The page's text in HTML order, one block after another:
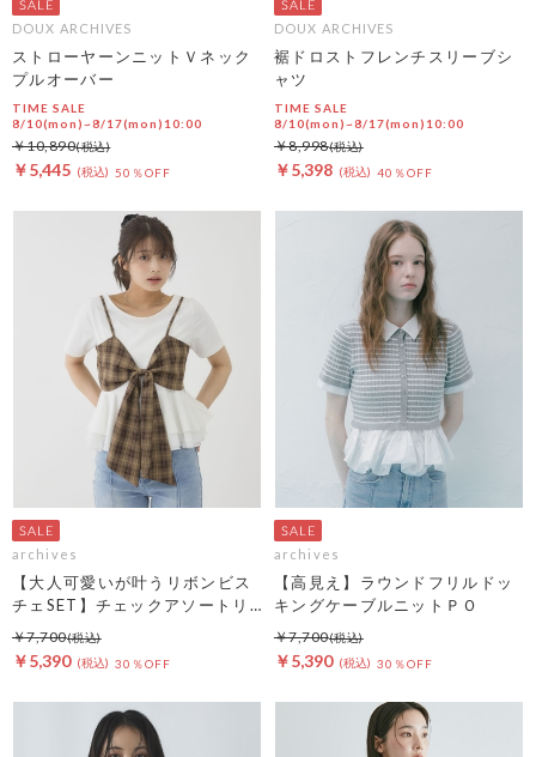
DOUX ARCHIVES
ストローヤーンニットＶネック
プルオーバー
TIME SALE
8/10(mon)~8/17(mon)10:00
￥5,445 50％OFF
￥10,890
DOUX ARCHIVES
裾ドロストフレンチスリーブシ
ャツ
TIME SALE
8/10(mon)~8/17(mon)10:00
￥5,398 40％OFF
￥8,998
archives
【大人可愛いが叶うリボンビス
チェSET】チェックアソートリ
ボンビスチェ×ペプラムブラウ
スＴＥＥ ＳＥＴ
￥5,390 30％OFF
￥7,700
archives
【高見え】ラウンドフリルドッ
キングケーブルニットＰＯ
￥5,390 30％OFF
￥7,700